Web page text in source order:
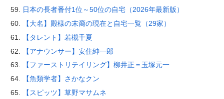
日本の長者番付1位～50位の自宅（2026年最新版）
【大名】殿様の末裔の現在と自宅一覧（29家）
【タレント】若槻千夏
【アナウンサー】安住紳一郎
【ファーストリテイリング】柳井正＝玉塚元一
【魚類学者】さかなクン
【スピッツ】草野マサムネ